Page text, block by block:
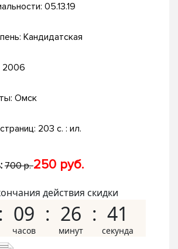
05.13.19
Кандидатская
2006
Омск
203 с. : ил.
700 р.250 руб.
действия скидки
09 26 40